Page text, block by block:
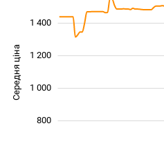
Середня ціна
800
1 000
1 200
1 400